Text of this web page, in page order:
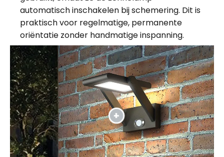
automatisch inschakelen bij schemering. Dit is
praktisch voor regelmatige, permanente
oriëntatie zonder handmatige inspanning.